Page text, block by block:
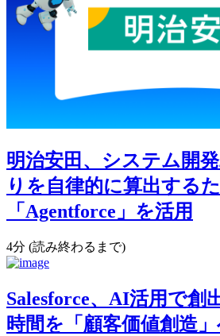
明治安田、システム開
りを自律的に算出する
「Agentforce」を活用
4分 (読み終わるまで)
Salesforce、AI活用で創
時間を「顧客価値創造